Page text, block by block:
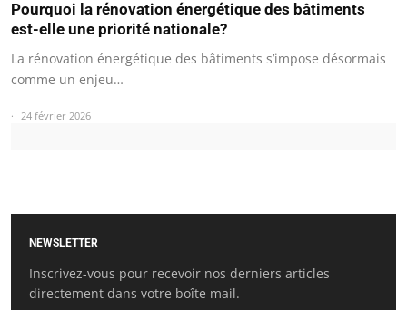
Pourquoi la rénovation énergétique des bâtiments
est-elle une priorité nationale?
La rénovation énergétique des bâtiments s’impose désormais
comme un enjeu…
24 février 2026
NEWSLETTER
Inscrivez-vous pour recevoir nos derniers articles
directement dans votre boîte mail.